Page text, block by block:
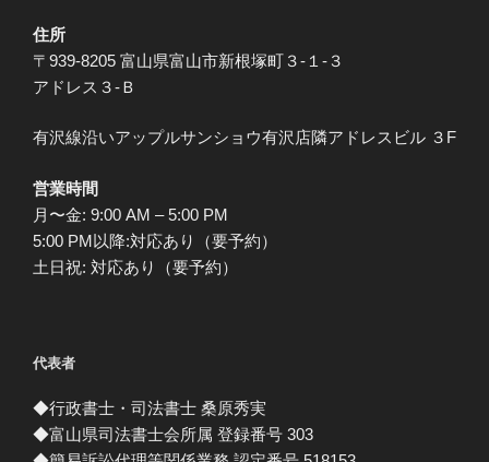
住所
〒939-8205 富山県富山市新根塚町３-１-３
アドレス３-Ｂ
有沢線沿いアップルサンショウ有沢店隣アドレスビル ３F
営業時間
月〜金: 9:00 AM – 5:00 PM
5:00 PM以降:対応あり（要予約）
土日祝: 対応あり（要予約）
代表者
◆行政書士・司法書士 桑原秀実
◆富山県司法書士会所属 登録番号 303